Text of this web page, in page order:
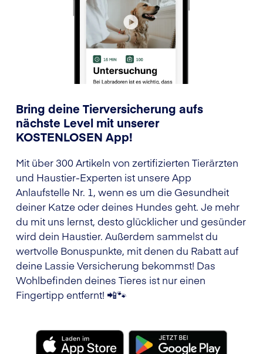
Bring deine Tierversicherung aufs
nächste Level mit unserer
KOSTENLOSEN App!
Mit über 300 Artikeln von zertifizierten Tierärzten
und Haustier-Experten ist unsere App
Anlaufstelle Nr. 1, wenn es um die Gesundheit
deiner Katze oder deines Hundes geht. Je mehr
du mit uns lernst, desto glücklicher und gesünder
wird dein Haustier. Außerdem sammelst du
wertvolle Bonuspunkte, mit denen du Rabatt auf
deine Lassie Versicherung bekommst! Das
Wohlbefinden deines Tieres ist nur einen
Fingertipp entfernt! 📲🐾